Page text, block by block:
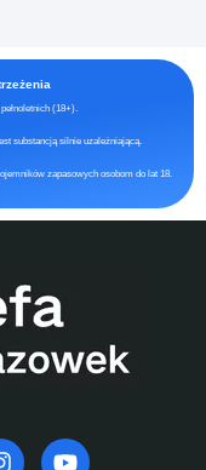
(18+).
substancją silnie uzależniającą.
zapasowych osobom do lat 18.